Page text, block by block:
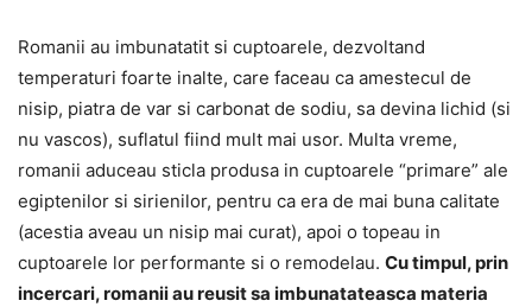
Romanii au imbunatatit si cuptoarele, dezvoltand
temperaturi foarte inalte, care faceau ca amestecul de
nisip, piatra de var si carbonat de sodiu, sa devina lichid (si
nu vascos), suflatul fiind mult mai usor. Multa vreme,
romanii aduceau sticla produsa in cuptoarele “primare” ale
egiptenilor si sirienilor, pentru ca era de mai buna calitate
(acestia aveau un nisip mai curat), apoi o topeau in
cuptoarele lor performante si o remodelau. Cu timpul, prin
incercari, romanii au reusit sa imbunatateasca materia